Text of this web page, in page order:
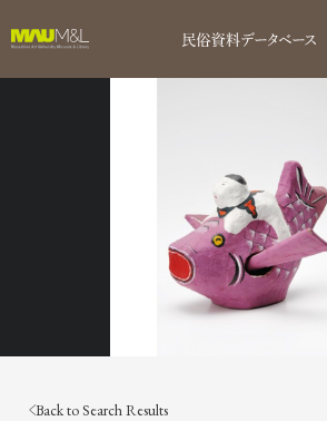
Back to Search Results